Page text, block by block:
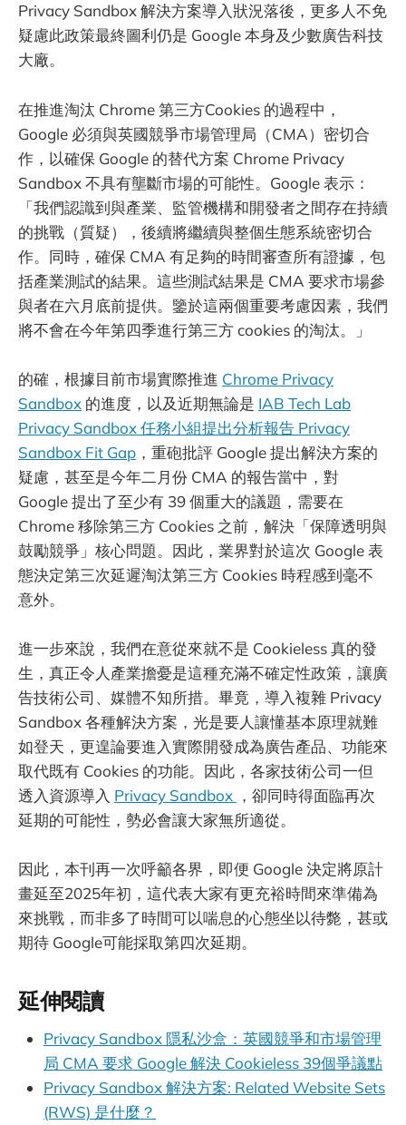
Privacy Sandbox 解決方案導入狀況落後，更多人不免
疑慮此政策最終圖利仍是 Google 本身及少數廣告科技
大廠。
在推進淘汰 Chrome 第三方Cookies 的過程中，
Google 必須與英國競爭市場管理局（CMA）密切合
作，以確保 Google 的替代方案 Chrome Privacy
Sandbox 不具有壟斷市場的可能性。Google 表示：
「我們認識到與產業、監管機構和開發者之間存在持續
的挑戰（質疑），後續將繼續與整個生態系統密切合
作。同時，確保 CMA 有足夠的時間審查所有證據，包
括產業測試的結果。這些測試結果是 CMA 要求市場參
與者在六月底前提供。鑒於這兩個重要考慮因素，我們
將不會在今年第四季進行第三方 cookies 的淘汰。」
的確，根據目前市場實際推進 Chrome Privacy
Sandbox 的進度，以及近期無論是 IAB Tech Lab
Privacy Sandbox 任務小組提出分析報告 Privacy
Sandbox Fit Gap ，重砲批評 Google 提出解決方案的
疑慮，甚至是今年二月份 CMA 的報告當中，對
Google 提出了至少有 39 個重大的議題，需要在
Chrome 移除第三方 Cookies 之前，解決「保障透明與
鼓勵競爭」核心問題。因此，業界對於這次 Google 表
態決定第三次延遲淘汰第三方 Cookies 時程感到毫不
意外。
進一步來說，我們在意從來就不是 Cookieless 真的發
生，真正令人產業擔憂是這種充滿不確定性政策，讓廣
告技術公司、媒體不知所措。畢竟，導入複雜 Privacy
Sandbox 各種解決方案，光是要人讓懂基本原理就難
如登天，更遑論要進入實際開發成為廣告產品、功能來
取代既有 Cookies 的功能。因此，各家技術公司一但
透入資源導入 Privacy Sandbox ，卻同時得面臨再次
延期的可能性，勢必會讓大家無所適從。
因此，本刊再一次呼籲各界，即便 Google 決定將原計
畫延至2025年初，這代表大家有更充裕時間來準備為
來挑戰，而非多了時間可以喘息的心態坐以待斃，甚或
期待 Google可能採取第四次延期。
延伸閱讀
Privacy Sandbox 隱私沙盒：英國競爭和市場管理
局 CMA 要求 Google 解決 Cookieless 39個爭議點
Privacy Sandbox 解決方案: Related Website Sets
(RWS) 是什麼？